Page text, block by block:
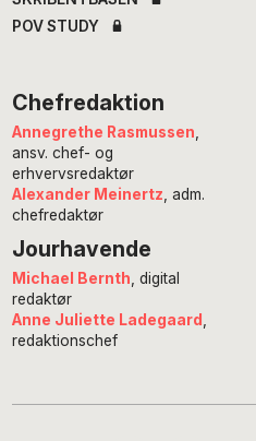
POV STUDY
Chefredaktion
Annegrethe Rasmussen,
ansv. chef- og
erhvervsredaktør
Alexander Meinertz, adm.
chefredaktør
Jourhavende
Michael Bernth , digital
redaktør
Anne Juliette Ladegaard
redaktionschef